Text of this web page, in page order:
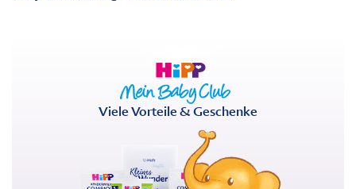
Viele Vorteile & Geschenke